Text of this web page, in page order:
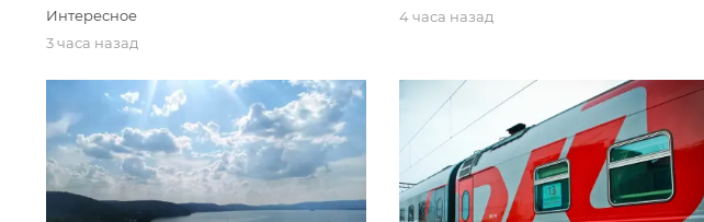
Интересное
3 часа назад
4 часа назад